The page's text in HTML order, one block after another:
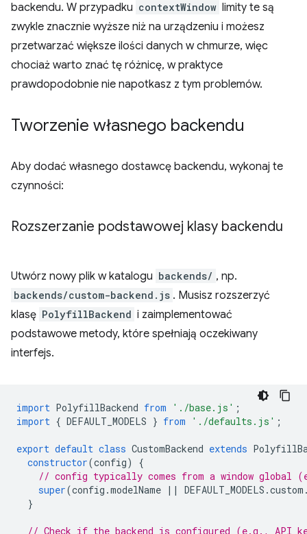
backendu. W przypadku contextWindow limity te są
zwykle znacznie wyższe niż na urządzeniu i możesz
przetwarzać większe ilości danych w chmurze, więc
chociaż warto znać tę różnicę, w praktyce
prawdopodobnie nie napotkasz z tym problemów.
Tworzenie własnego backendu
Aby dodać własnego dostawcę backendu, wykonaj te
czynności:
Rozszerzanie podstawowej klasy backendu
Utwórz nowy plik w katalogu backends/ , np.
backends/custom-backend.js . Musisz rozszerzyć
klasę PolyfillBackend i zaimplementować
podstawowe metody, które spełniają oczekiwany
interfejs.
import PolyfillBackend from './base.js' ;
import { DEFAULT_MODELS } from './defaults.js' ;
export default class CustomBackend extends
constructor(config)
{
// config typically comes from a window global
super(config .modelName || DEFAULT_MODELS .custom
}
// Check if the backend is configured (e.g., API